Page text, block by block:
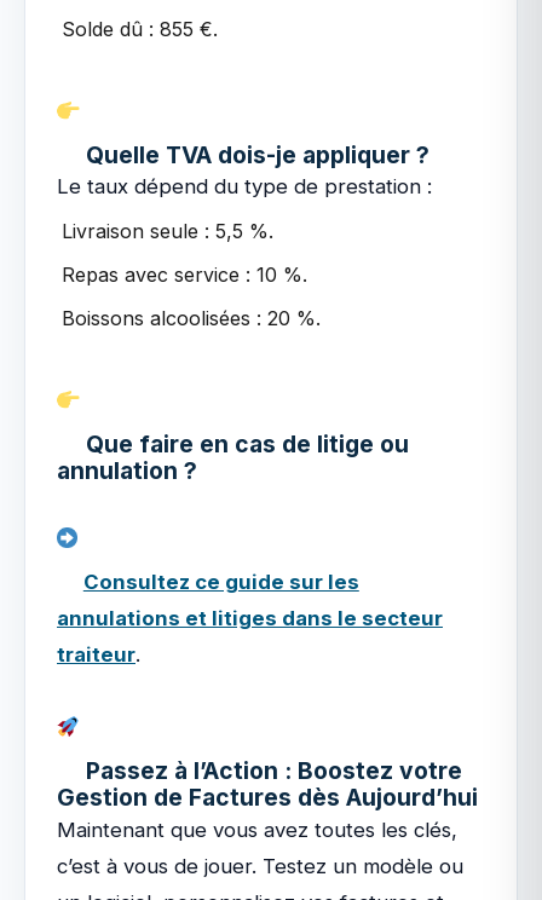
Solde dû : 855 €.
Quelle TVA dois-je appliquer ?
Le taux dépend du type de prestation :
Livraison seule : 5,5 %.
Repas avec service : 10 %.
Boissons alcoolisées : 20 %.
Que faire en cas de litige ou
annulation ?
Consultez ce guide sur les
annulations et litiges dans le secteur
traiteur.
Passez à l’Action : Boostez votre
Gestion de Factures dès Aujourd’hui
Maintenant que vous avez toutes les clés,
c’est à vous de jouer. Testez un modèle ou